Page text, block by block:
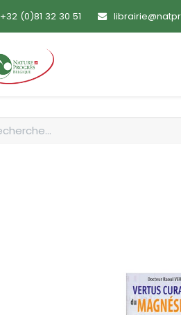
+32 (0)81 32 30 51